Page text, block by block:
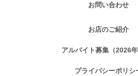
お問い合わせ
お店のご紹介
アルバイト募集（2026年
プライバシーポリシ